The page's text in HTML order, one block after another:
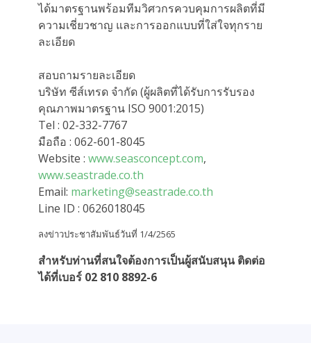
ได้มาตรฐานพร้อมทีมวิศวกรควบคุมการผลิตที่มี
ความเชี่ยวชาญ และการออกแบบที่ใส่ใจทุกราย
ละเอียด
สอบถามรายละเอียด
บริษัท ซีส์เทรด จำกัด (ผู้ผลิตที่ได้รับการรับรอง
คุณภาพมาตรฐาน ISO 9001:2015)
Tel : 02-332-7767
มือถือ : 062-601-8045
Website : www.seasconcept.com,
www.seastrade.co.th
Email: marketing@seastrade.co.th
Line ID : 0626018045
ลงข่าวประชาสัมพันธ์วันที่ 1/4/2565
สำหรับท่านที่สนใจต้องการเป็นผู้สนับสนุน ติดต่อ
ได้ที่เบอร์ 02 810 8892-6